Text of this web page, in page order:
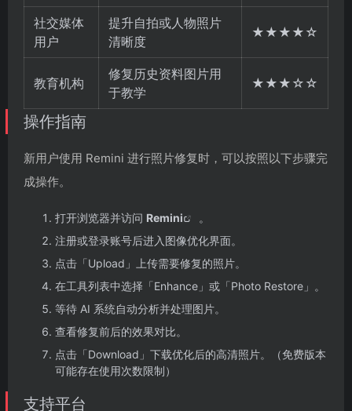
社交媒体
用户
提升自拍或人物照片
清晰度
★★★★☆
教育机构
修复历史资料图片用
于教学
★★★☆☆
操作指南
新用户使用 Remini 进行照片修复时，可以按照以下步骤完
成操作。
打开浏览器并访问 Remini
。
注册或登录账号后进入图像优化界面。
点击「Upload」上传需要修复的照片。
在工具列表中选择「Enhance」或「Photo Restore」。
等待 AI 系统自动分析并处理图片。
查看修复前后的效果对比。
点击「Download」下载优化后的高清照片。（免费版本
可能存在使用次数限制）
支持平台